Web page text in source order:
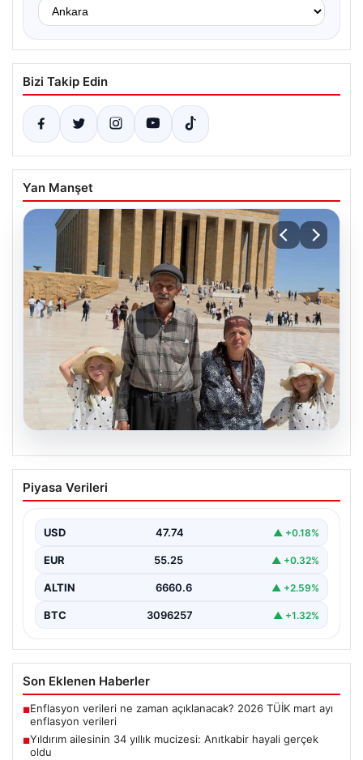
Bizi Takip Edin
Yan Manşet
05.08.2026
Yıldırım ailesinin 34 yıllık mucizesi:
Anıtkabir hayali gerçek oldu
Zeynep Yıldırım (59), tam 34 yıl boyunca…
Piyasa Verileri
USD 47.74 ▲ +0.18%
EUR 55.25 ▲ +0.32%
ALTIN 6660.6 ▲ +2.59%
BTC 3096257 ▲ +1.32%
Son Eklenen Haberler
■Enflasyon verileri ne zaman açıklanacak? 2026 TÜİK mart ayı
enflasyon verileri
■Yıldırım ailesinin 34 yıllık mucizesi: Anıtkabir hayali gerçek
oldu